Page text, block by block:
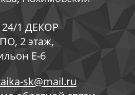
1 ДЕКОР
2 этаж,
Е-6
sk@mail.ru